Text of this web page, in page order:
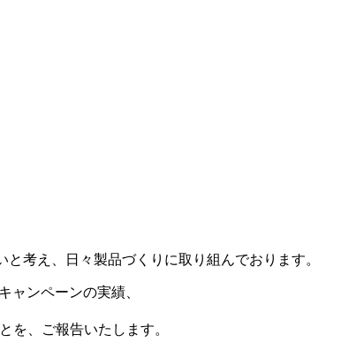
考え、日々製品づくりに取り組んでおります。
ャンペーンの実績、
を、ご報告いたします。